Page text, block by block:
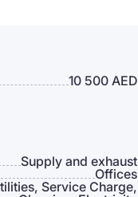
10 500 AED
Supply and exhaust
Offices
Service Charge,